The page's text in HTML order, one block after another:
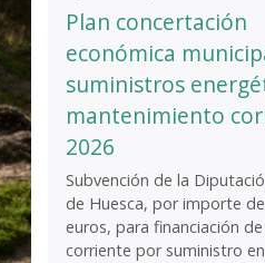
Plan concertación
económica
suministros
mantenimiento
2026
Subvención de la
de Huesca, por importe
euros, para financiación
corriente por suministro